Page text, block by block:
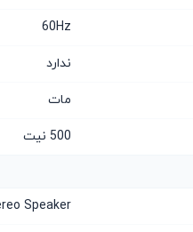
60Hz
ندارد
مات
500 نیت
Speaker